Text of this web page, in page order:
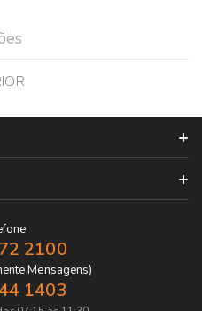
2100
Mensagens)
1403